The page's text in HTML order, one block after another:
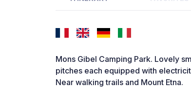
Mons Gibel Camping Park. Lovely
pitches each equipped with
Near walking trails and Mount Etna.